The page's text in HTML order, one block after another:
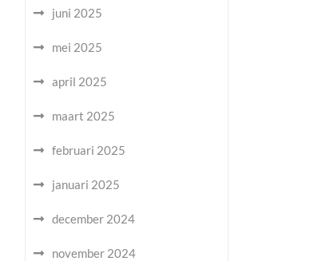
juni 2025
mei 2025
april 2025
maart 2025
februari 2025
januari 2025
december 2024
november 2024